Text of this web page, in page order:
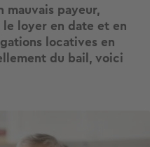
mauvais payeur,
loyer en date et en
locatives en
du bail, voici